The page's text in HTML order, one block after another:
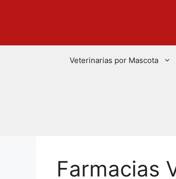
Veterinarias por Mascota
Farmacias